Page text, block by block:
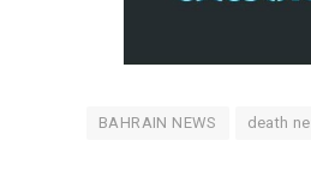
BAHRAIN NEWS death